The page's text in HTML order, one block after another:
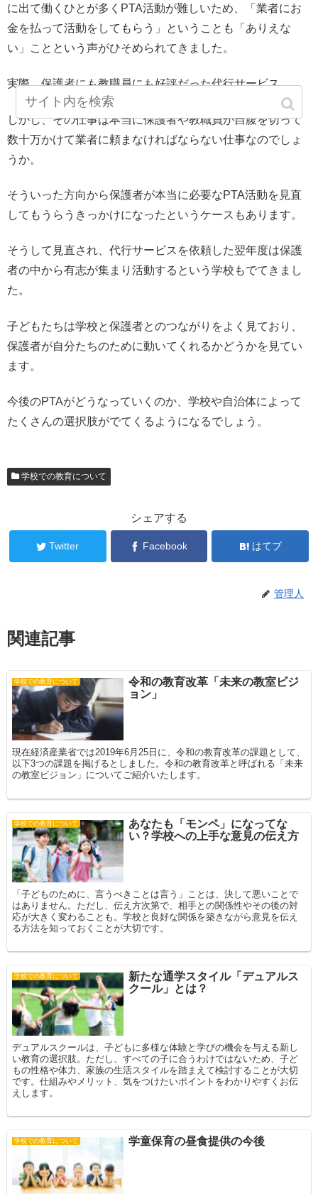
に出て働くひとが多くPTA活動が難しいため、「業者にお
金を払って活動をしてもらう」ということも「ありえな
い」ことという声がひそめられてきました。
実際、保護者にも教職員にも好評だった代行サービス。
しかし、その仕事は本当に保護者や教職員が自腹を切って
数十万かけて業者に頼まなければならない仕事なのでしょ
うか。
そういった方向から保護者が本当に必要なPTA活動を見直
してもうらうきっかけになったというケースもあります。
そうして見直され、代行サービスを依頼した翌年度は保護
者の中から有志が集まり活動するという学校もでてきまし
た。
子どもたちは学校と保護者とのつながりをよく見ており、
保護者が自分たちのために動いてくれるかどうかを見てい
ます。
今後のPTAがどうなっていくのか、学校や自治体によって
たくさんの選択肢がでてくるようになるでしょう。
学校での教育について
シェアする
Twitter Facebook はてブ
管理人
関連記事
学校での教育について
令和の教育改革「未来の教室ビジ
ョン」
現在経済産業省では2019年6月25日に、令和の教育改革の課題として、
以下3つの課題を掲げるとしました。令和の教育改革と呼ばれる「未来
の教室ビジョン」についてご紹介いたします。
学校での教育について
あなたも「モンペ」になってな
い？学校への上手な意見の伝え方
「子どものために、言うべきことは言う」ことは、決して悪いことで
はありません。ただし、伝え方次第で、相手との関係性やその後の対
応が大きく変わることも。学校と良好な関係を築きながら意見を伝え
る方法を知っておくことが大切です。
学校での教育について
新たな通学スタイル「デュアルス
クール」とは？
デュアルスクールは、子どもに多様な体験と学びの機会を与える新し
い教育の選択肢。ただし、すべての子に合うわけではないため、子ど
もの性格や体力、家族の生活スタイルを踏まえて検討することが大切
です。仕組みやメリット、気をつけたいポイントをわかりやすくお伝
えします。
学校での教育について 学童保育の昼食提供の今後